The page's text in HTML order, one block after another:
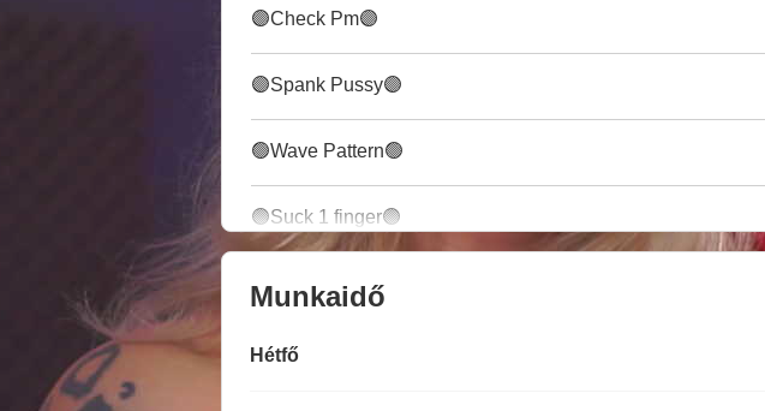
🟣Check Pm🟣
🟣Spank Pussy🟣
🟢Wave Pattern🟢
🟣Suck 1 finger🟣
Munkaidő
Hétfő